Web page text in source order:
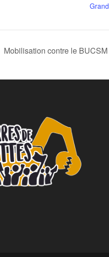
Mobilisation contre le